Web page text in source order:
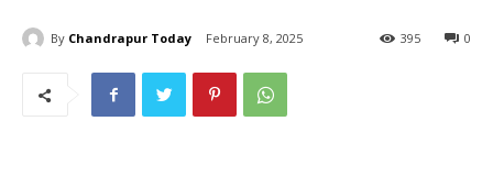
By Chandrapur Today February 8, 2025 0
395